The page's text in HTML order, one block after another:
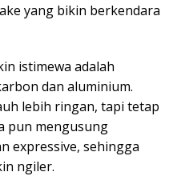
yang bikin berkendara
istimewa adalah
dan aluminium.
lebih ringan, tapi tetap
pun mengusung
expressive, sehingga
ngiler.